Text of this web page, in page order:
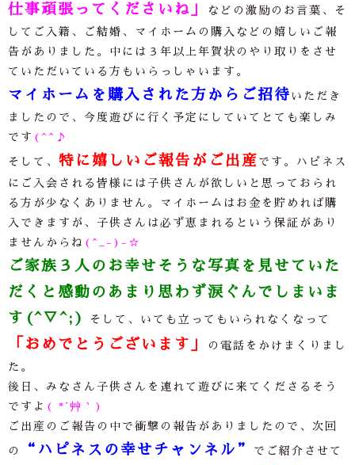
仕事頑張ってくださいね」
などの激励のお言葉、そ
してご入籍、ご結婚、マイホームの購入などの嬉しいご報
告がありました。中には３年以上年賀状のやり取りをさせ
ていただいている方もいらっしゃいます。
マイホームを購入された方からご招待 いただき
ましたので、今度遊びに行く予定にしていてとても楽しみ
です (^^♪
そして、 特に嬉しいご報告がご出産 です。ハピネス
にご入会される皆様には子供さんが欲しいと思っておられ
る方が少なくありません。マイホームはお金を貯めれば購
入できますが、子供さんは必ず恵まれるという保証があり
ませんからね (^_-)-☆
ご家族３人のお幸せそうな写真を見せていた
だくと感動のあまり思わず涙ぐんでしまいま
す(^▽^;)
そして、いても立ってもいられなくなって
「おめでとうございます」
の電話をかけまくりまし
た。
後日、みなさん子供さんを連れて遊びに来てくださるそう
ですよ ( *´艸｀)
ご出産のご報告の中で衝撃の報告がありましたので、次回
の “ ハピネスの幸せチャンネル”
でご紹介させて